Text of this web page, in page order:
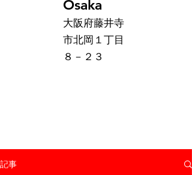
Osaka
大阪府藤井寺
市北岡１丁目
８－２３
記事